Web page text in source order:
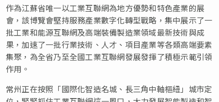
作為江蘇省唯一以工業互聯網為地方優勢和特色產業的展
會，該博覽會堅持服務產業數字化轉型戰略，集中展示了一
批工業和能源互聯網及高端裝備製造業領域最新技術與成
果，加速了一批行業技術、人才、項目產業等各類高端要素
集聚，為全省乃至全國工業互聯網發展發揮了積極示範引領
作用。
常州正在按照「國際化智造名城、長三角中軸樞紐」城市定